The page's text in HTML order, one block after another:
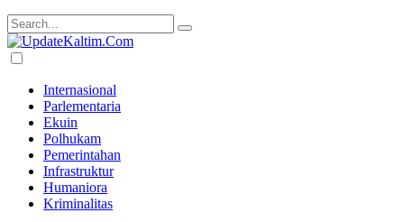
Internasional
Parlementaria
Ekuin
Polhukam
Pemerintahan
Infrastruktur
Humaniora
Kriminalitas